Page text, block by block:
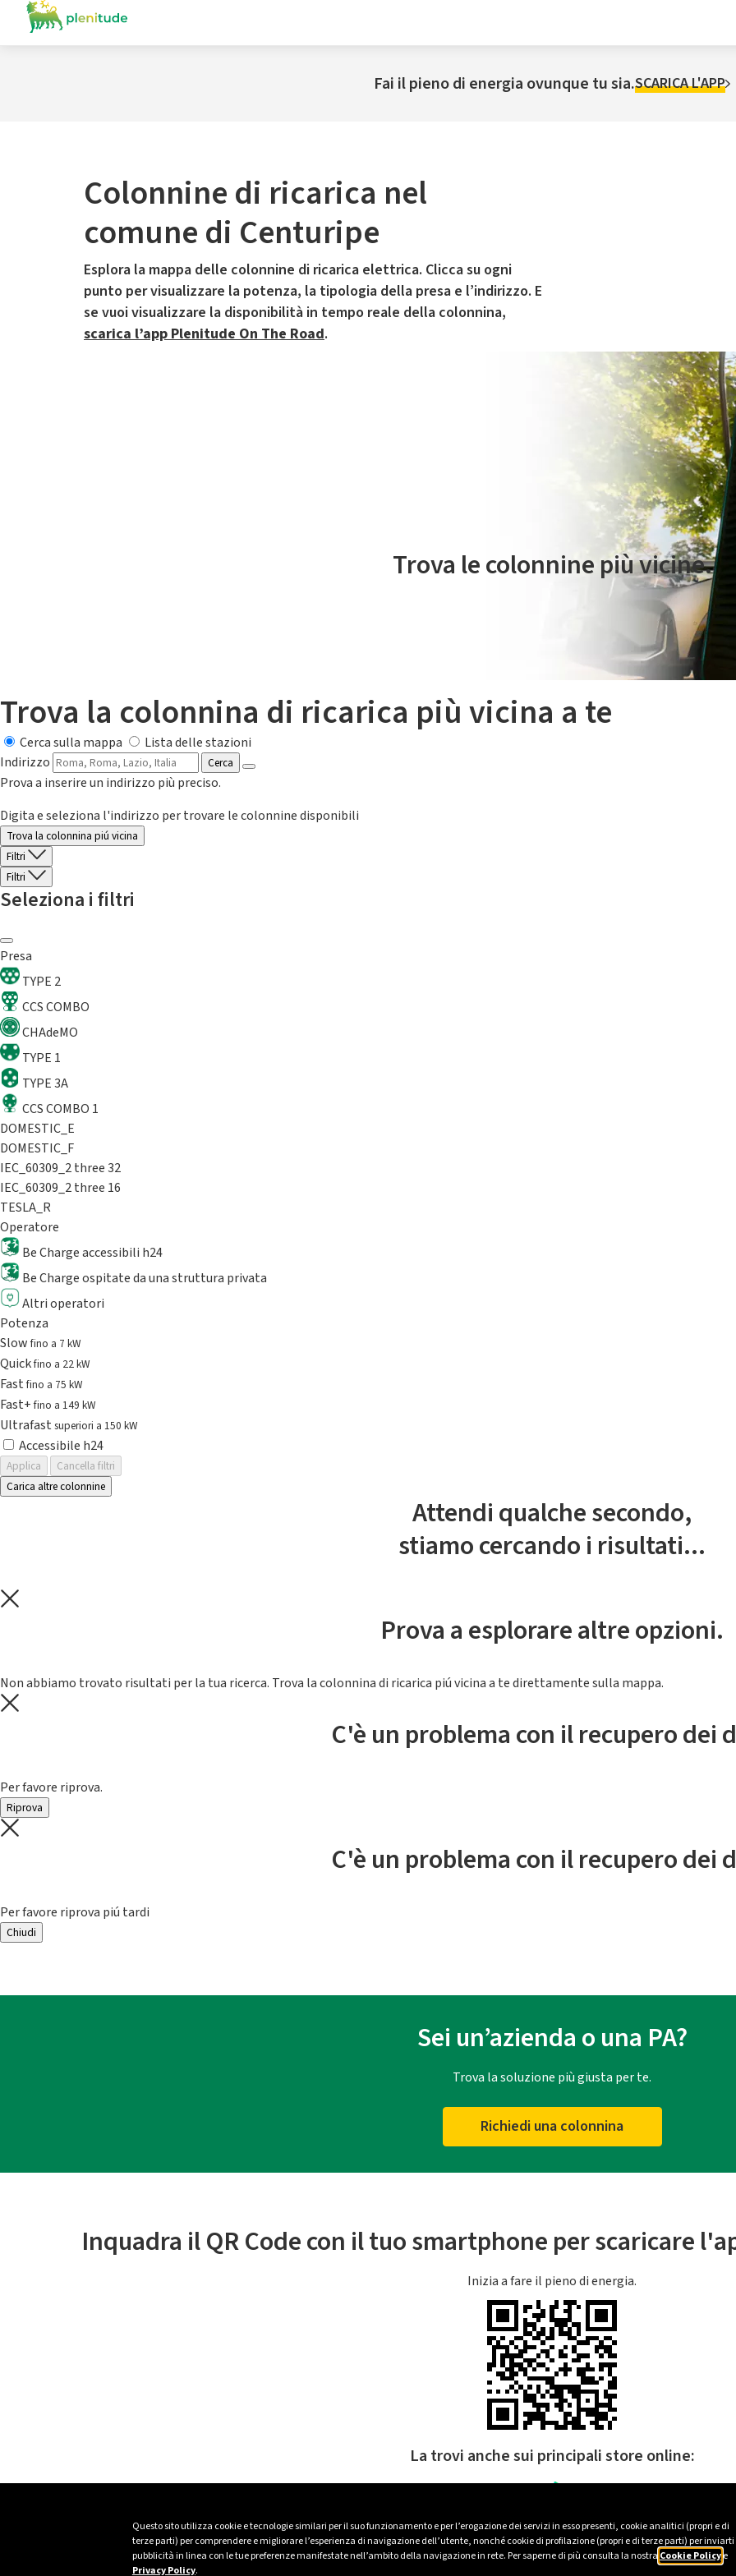
Questo sito utilizza cookie e tecnologie similari per il suo funzionamento e per l’erogazione dei servizi in esso presenti, cookie analitici (propri e di
terze parti) per comprendere e migliorare l’esperienza di navigazione dell’utente, nonché cookie di profilazione (propri e di terze parti) per inviarti
pubblicità in linea con le tue preferenze manifestate nell’ambito della navigazione in rete. Per saperne di più consulta la nostra Cookie Policye
Privacy Policy.
Fai il pieno di energia ovunque tu sia.SCARICA L'APP
Colonnine di ricarica nel
comune di Centuripe
Esplora la mappa delle colonnine di ricarica elettrica. Clicca su ogni
punto per visualizzare la potenza, la tipologia della presa e l’indirizzo. E
se vuoi visualizzare la disponibilità in tempo reale della colonnina,
scarica l’app Plenitude On The Road.
Il servizio di mobilità elettrica è gestito da Plenitude On The Road
Trova le colonnine più vicine.
Trova la colonnina di ricarica più vicina a te
Cerca sulla mappa
Lista delle stazioni
Indirizzo
Cerca
Prova a inserire un indirizzo più preciso.
Digita e seleziona l'indirizzo per trovare le colonnine disponibili
Trova la colonnina piú vicina
Filtri
Filtri
Seleziona i filtri
Presa
TYPE 2
CCS COMBO
CHAdeMO
TYPE 1
TYPE 3A
CCS COMBO 1
DOMESTIC_E
DOMESTIC_F
IEC_60309_2 three 32
IEC_60309_2 three 16
TESLA_R
Operatore
Be Charge accessibili h24
Be Charge ospitate da una struttura privata
Altri operatori
Potenza
Slowfino a 7 kW
Quickfino a 22 kW
Fastfino a 75 kW
Fast+fino a 149 kW
Ultrafast superiori a 150 kW
Accessibile h24
Applica
Cancella filtri
Carica altre colonnine
Attendi qualche secondo,
stiamo cercando i risultati...
Prova a esplorare altre opzioni.
Non abbiamo trovato risultati per la tua ricerca. Trova la colonnina di ricarica piú vicina a te direttamente sulla mappa.
C'è un problema con il recupero dei
Per favore riprova.
Riprova
C'è un problema con il recupero dei
Per favore riprova piú tardi
Chiudi
Sei un’azienda o una PA?
Trova la soluzione più giusta per te.
Richiedi una colonnina
Inquadra il QR Code con il tuo smartphone per scaricare
Inizia a fare il pieno di energia.
La trovi anche sui principali store online: